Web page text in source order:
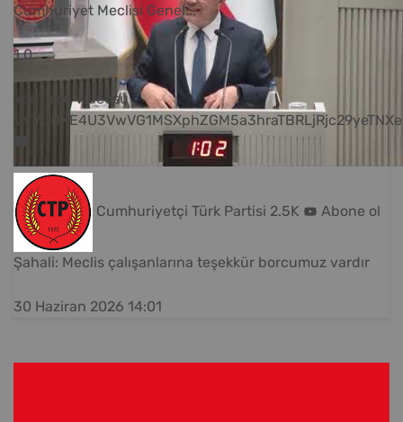
Cumhuriyet Meclisi Genel...
1 0
YouTube Videosu
Cumhuriyetçi Türk Partisi 2.5K Abone ol
Şahali: Meclis çalışanlarına teşekkür borcumuz vardır
30 Haziran 2026 14:01